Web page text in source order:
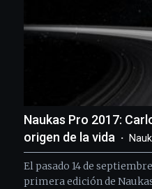
festival
que
monólogos,
exposiciones,
conferencias,
y
espectáculos
Naukas Pro 2017:
origen de la vida
El pasado 14 de
primera edición de